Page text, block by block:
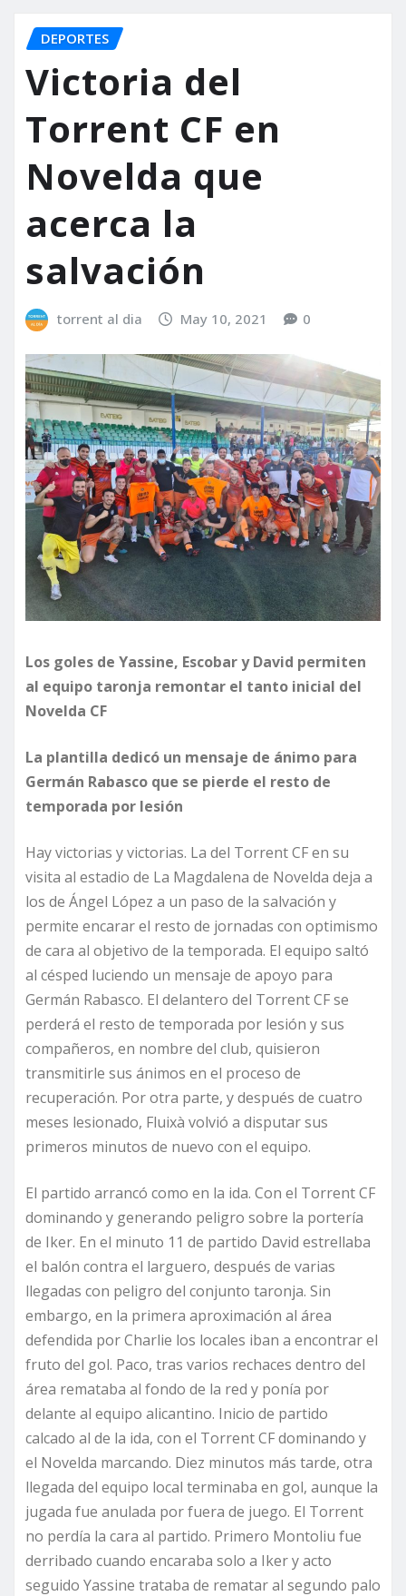
DEPORTES
Victoria del
Torrent CF en
Novelda que
acerca la
salvación
torrent al dia May 10, 2021 0
Los goles de Yassine, Escobar y David permiten
al equipo taronja remontar el tanto inicial del
Novelda CF
La plantilla dedicó un mensaje de ánimo para
Germán Rabasco que se pierde el resto de
temporada por lesión
Hay victorias y victorias. La del Torrent CF en su
visita al estadio de La Magdalena de Novelda deja a
los de Ángel López a un paso de la salvación y
permite encarar el resto de jornadas con optimismo
de cara al objetivo de la temporada. El equipo saltó
al césped luciendo un mensaje de apoyo para
Germán Rabasco. El delantero del Torrent CF se
perderá el resto de temporada por lesión y sus
compañeros, en nombre del club, quisieron
transmitirle sus ánimos en el proceso de
recuperación. Por otra parte, y después de cuatro
meses lesionado, Fluixà volvió a disputar sus
primeros minutos de nuevo con el equipo.
El partido arrancó como en la ida. Con el Torrent CF
dominando y generando peligro sobre la portería
de Iker. En el minuto 11 de partido David estrellaba
el balón contra el larguero, después de varias
llegadas con peligro del conjunto taronja. Sin
embargo, en la primera aproximación al área
defendida por Charlie los locales iban a encontrar el
fruto del gol. Paco, tras varios rechaces dentro del
área remataba al fondo de la red y ponía por
delante al equipo alicantino. Inicio de partido
calcado al de la ida, con el Torrent CF dominando y
el Novelda marcando. Diez minutos más tarde, otra
llegada del equipo local terminaba en gol, aunque la
jugada fue anulada por fuera de juego. El Torrent
no perdía la cara al partido. Primero Montoliu fue
derribado cuando encaraba solo a Iker y acto
seguido Yassine trataba de rematar al segundo palo